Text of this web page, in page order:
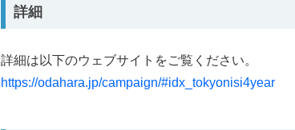
詳細
詳細は以下のウェブサイトをご覧ください。
https://odahara.jp/campaign/#idx_tokyonisi4year